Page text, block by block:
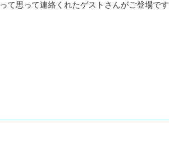
って思って連絡くれたゲストさんがご登場です